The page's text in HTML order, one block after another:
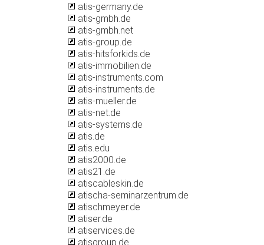
atis-germany.de
atis-gmbh.de
atis-gmbh.net
atis-group.de
atis-hitsforkids.de
atis-immobilien.de
atis-instruments.com
atis-instruments.de
atis-mueller.de
atis-net.de
atis-systems.de
atis.de
atis.edu
atis2000.de
atis21.de
atiscableskin.de
atischa-seminarzentrum.de
atischmeyer.de
atiser.de
atiservices.de
atisgroup.de